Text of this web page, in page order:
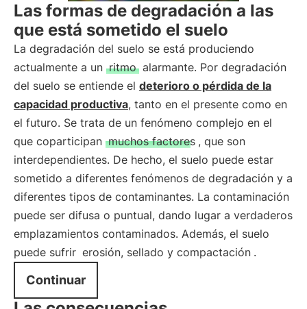
Las formas de degradación a las
que está sometido el suelo
La degradación del suelo se está produciendo
actualmente a un ritmo alarmante. Por degradación
del suelo se entiende el deterioro o pérdida de la
capacidad productiva, tanto en el presente como en
el futuro. Se trata de un fenómeno complejo en el
que coparticipan muchos factores , que son
interdependientes. De hecho, el suelo puede estar
sometido a diferentes fenómenos de degradación y a
diferentes tipos de contaminantes. La contaminación
puede ser difusa o puntual, dando lugar a verdaderos
emplazamientos contaminados. Además, el suelo
puede sufrir erosión, sellado y compactación .
Continuar